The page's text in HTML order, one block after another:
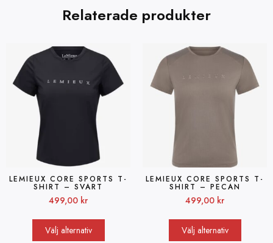
Relaterade produkter
LEMIEUX CORE SPORTS T-
SHIRT – SVART
499,00 kr
Välj alternativ
LEMIEUX CORE SPORTS T-
SHIRT – PECAN
499,00 kr
Välj alternativ